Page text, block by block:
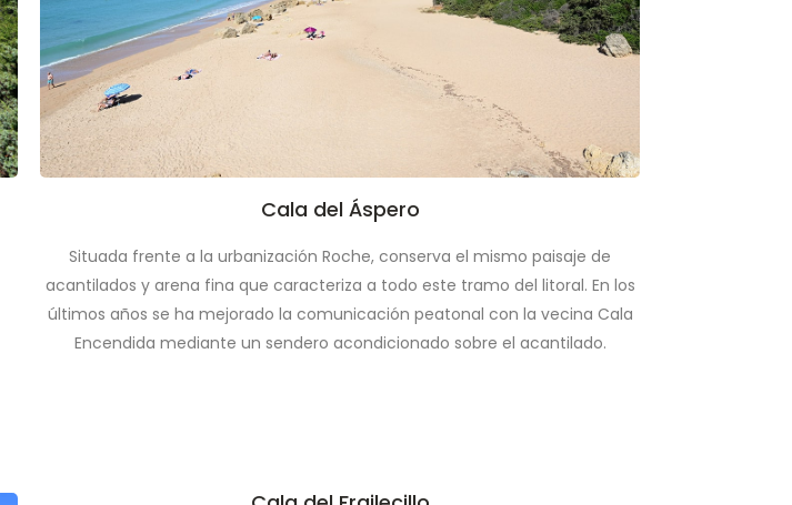
Cala del Áspero
Situada frente a la urbanización Roche, conserva el mismo paisaje de
acantilados y arena fina que caracteriza a todo este tramo del litoral. En los
últimos años se ha mejorado la comunicación peatonal con la vecina Cala
Encendida mediante un sendero acondicionado sobre el acantilado.